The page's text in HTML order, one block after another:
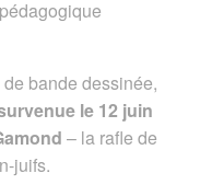
bande dessinée,
le 12 juin
– la rafle de
juifs.